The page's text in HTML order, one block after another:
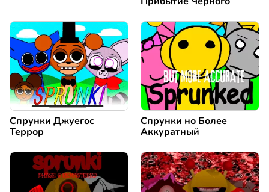
Спрунки Джуегос
Террор
Спрунки но Более
Аккуратный